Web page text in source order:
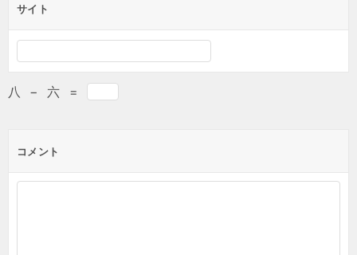
サイト
八 − 六 =
コメント